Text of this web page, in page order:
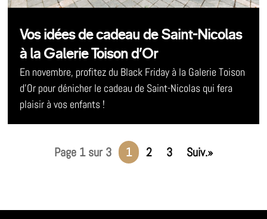
Vos idées de cadeau de Saint-Nicolas
à la Galerie Toison d’Or
En novembre, profitez du Black Friday à la Galerie Toison
d’Or pour dénicher le cadeau de Saint-Nicolas qui fera
plaisir à vos enfants !
Page 1 sur 3 1 2 3 »